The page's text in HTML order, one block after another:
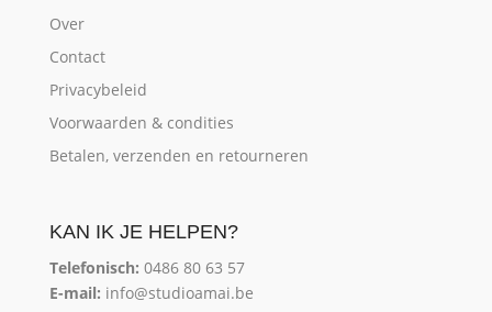
Over
Contact
Privacybeleid
Voorwaarden & condities
Betalen, verzenden en retourneren
KAN IK JE HELPEN?
Telefonisch: 0486 80 63 57
E-mail: info@studioamai.be